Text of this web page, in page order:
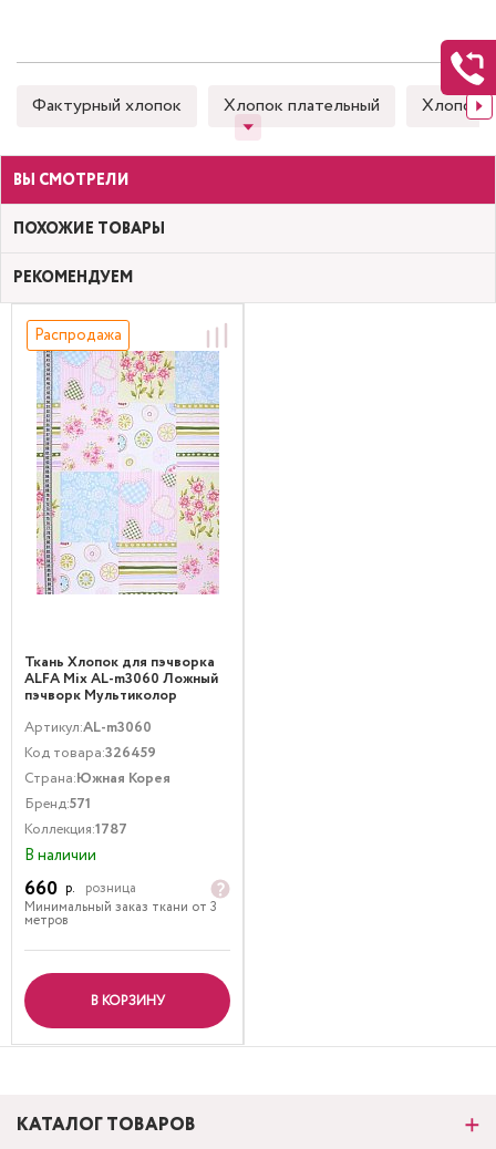
Фактурный хлопок Хлопок плательный Хлопок
ВЫ СМОТРЕЛИ
ПОХОЖИЕ ТОВАРЫ
РЕКОМЕНДУЕМ
Распродажа
Ткань Хлопок для пэчворка
ALFA Mix AL-m3060 Ложный
пэчворк Мультиколор
Артикул:AL-m3060
Код товара:326459
Страна:Южная Корея
Бренд:571
Коллекция:1787
В наличии
660 р.
розница
Минимальный заказ ткани от 3
метров
В КОРЗИНУ
КАТАЛОГ ТОВАРОВ